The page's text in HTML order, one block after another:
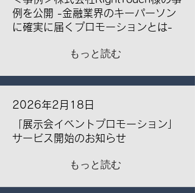
例を公開 -金融業界のキーパーソン
に確実に届くプロモーションとは-
もっと読む
2026年2月18日
「展示会イベントプロモーション」
サービス開始のお知らせ
もっと読む